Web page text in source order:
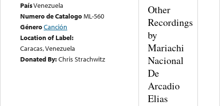
PaísVenezuela
Numero de CatalogoML-560
GéneroCanción
Location of Label:
Caracas, Venezuela
Donated By:Chris Strachwitz
Other
Recordings
by
Mariachi
Nacional
De
Arcadio
Elias